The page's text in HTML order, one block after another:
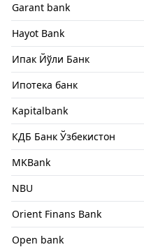
Garant bank
Hayot Bank
Ипак Йўли Банк
Ипотека банк
Kapitalbank
КДБ Банк Ўзбекистон
MKBank
NBU
Orient Finans Bank
Open bank